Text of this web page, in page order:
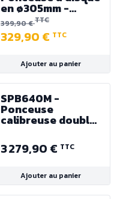
en ø305mm -
230V-50Hz / 900
W - 1,2 CV 1450
T/min
399,90 €TTC
329,90 € TTC
Ajouter au panier
SPB640M -
Ponceuse
calibreuse double
625 mm - 3000 W
3 279,90 € TTC
Ajouter au panier